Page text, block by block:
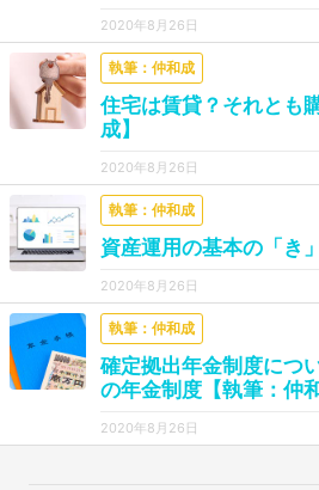
2020年8月26日
執筆：仲和成
住宅は賃貸？それとも
成】
2020年8月26日
執筆：仲和成
資産運用の基本の「き
2020年8月26日
執筆：仲和成
確定拠出年金制度につ
の年金制度【執筆：仲和
2020年8月26日